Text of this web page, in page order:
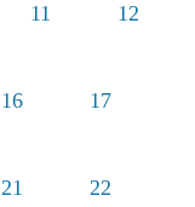
11 12
16 17
21 22